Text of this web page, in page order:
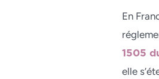
En
1505
elle